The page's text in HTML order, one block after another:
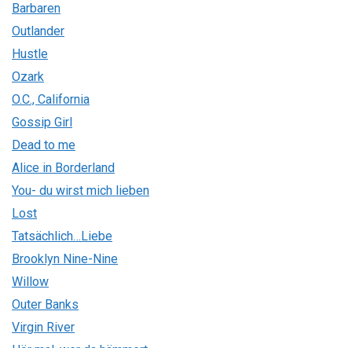
Barbaren
Outlander
Hustle
Ozark
O.C., California
Gossip Girl
Dead to me
Alice in Borderland
You- du wirst mich lieben
Lost
Tatsächlich…Liebe
Brooklyn Nine-Nine
Willow
Outer Banks
Virgin River